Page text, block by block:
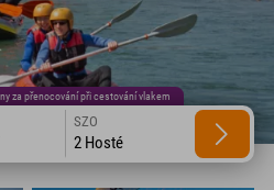
za přenocování při cestování vlakem
SZO
2 Hosté